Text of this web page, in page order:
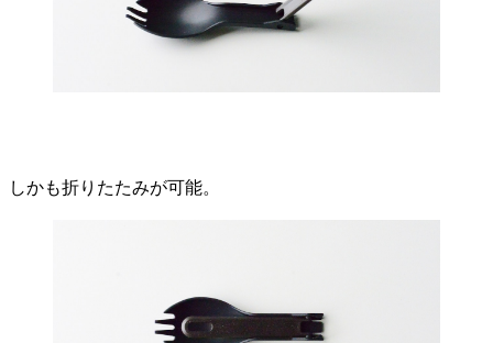
しかも折りたたみが可能。